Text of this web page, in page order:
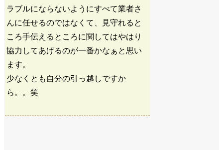
ラブルにならないようにすべて業者さ
んに任せるのではなくて、見守れると
ころ手伝えるところに関してはやはり
協力してあげるのが一番かなぁと思い
ます。
少なくとも自分の引っ越しですか
ら。。笑